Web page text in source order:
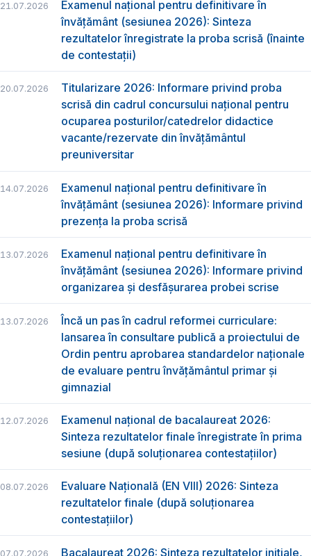
21.07.2026
Examenul național pentru definitivare în
învățământ (sesiunea 2026): Sinteza
rezultatelor înregistrate la proba scrisă (înainte
de contestații)
20.07.2026
Titularizare 2026: Informare privind proba
scrisă din cadrul concursului național pentru
ocuparea posturilor/catedrelor didactice
vacante/rezervate din învățământul
preuniversitar
14.07.2026
Examenul național pentru definitivare în
învățământ (sesiunea 2026): Informare privind
prezența la proba scrisă
13.07.2026
Examenul național pentru definitivare în
învățământ (sesiunea 2026): Informare privind
organizarea și desfășurarea probei scrise
13.07.2026
Încă un pas în cadrul reformei curriculare:
lansarea în consultare publică a proiectului de
Ordin pentru aprobarea standardelor naționale
de evaluare pentru învățământul primar și
gimnazial
12.07.2026
Examenul național de bacalaureat 2026:
Sinteza rezultatelor finale înregistrate în prima
sesiune (după soluționarea contestațiilor)
08.07.2026
Evaluare Națională (EN VIII) 2026: Sinteza
rezultatelor finale (după soluționarea
contestațiilor)
07.07.2026
Bacalaureat 2026: Sinteza rezultatelor inițiale,